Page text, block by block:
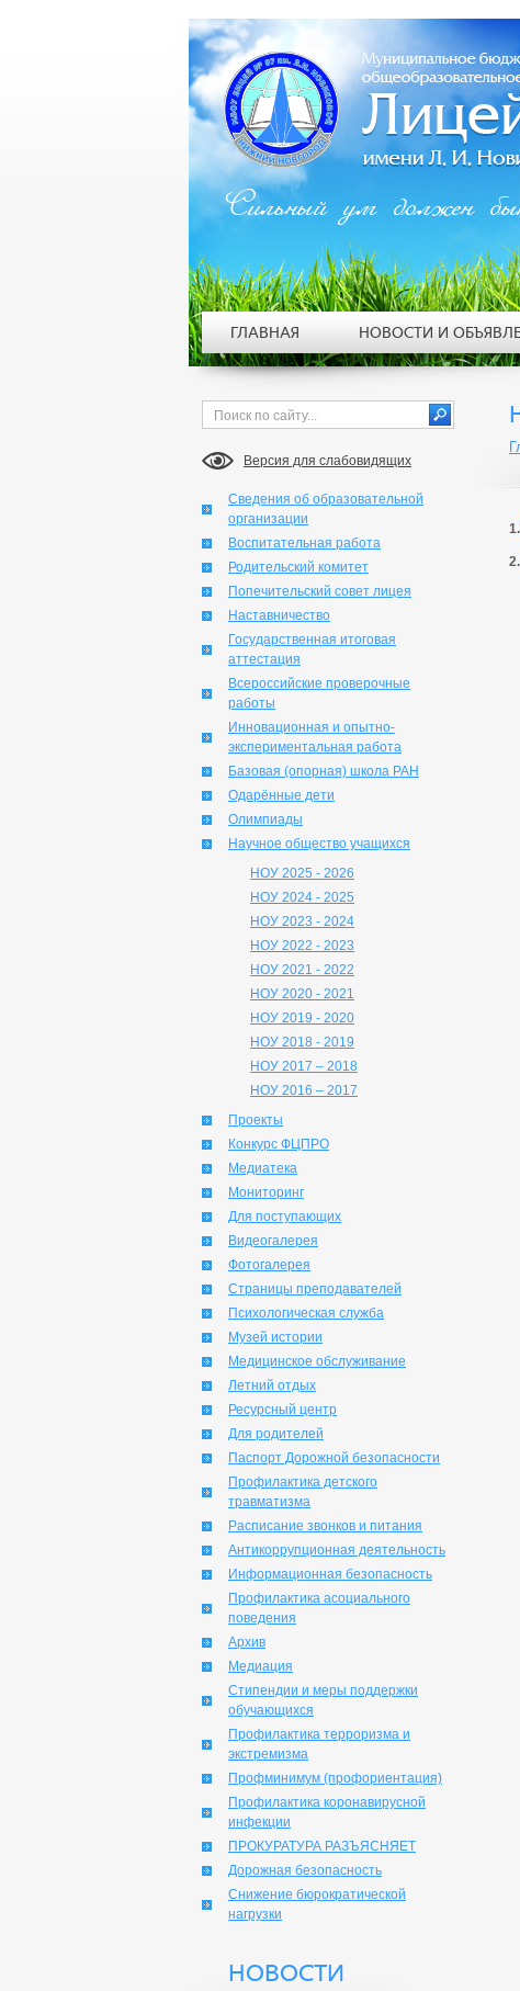
Версия для слабовидящих
Сведения об образовательной
организации
Воспитательная работа
Родительский комитет
Попечительский совет лицея
Наставничество
Государственная итоговая
аттестация
Всероссийские проверочные
работы
Инновационная и опытно-
экспериментальная работа
Базовая (опорная) школа РАН
Одарённые дети
Олимпиады
Научное общество учащихся
НОУ 2025 - 2026
НОУ 2024 - 2025
НОУ 2023 - 2024
НОУ 2022 - 2023
НОУ 2021 - 2022
НОУ 2020 - 2021
НОУ 2019 - 2020
НОУ 2018 - 2019
НОУ 2017 – 2018
НОУ 2016 – 2017
Проекты
Конкурс ФЦПРО
Медиатека
Мониторинг
Для поступающих
Видеогалерея
Фотогалерея
Страницы преподавателей
Психологическая служба
Музей истории
Медицинское обслуживание
Летний отдых
Ресурсный центр
Для родителей
Паспорт Дорожной безопасности
Профилактика детского
травматизма
Расписание звонков и питания
Антикоррупционная деятельность
Информационная безопасность
Профилактика асоциального
поведения
Архив
Медиация
Стипендии и меры поддержки
обучающихся
Профилактика терроризма и
экстремизма
Профминимум (профориентация)
Профилактика коронавирусной
инфекции
ПРОКУРАТУРА РАЗЪЯСНЯЕТ
Дорожная безопасность
Снижение бюрократической
нагрузки
НОВОСТИ
1.
2.
Сильный ум должен
ГЛАВНАЯ НОВОСТИ И